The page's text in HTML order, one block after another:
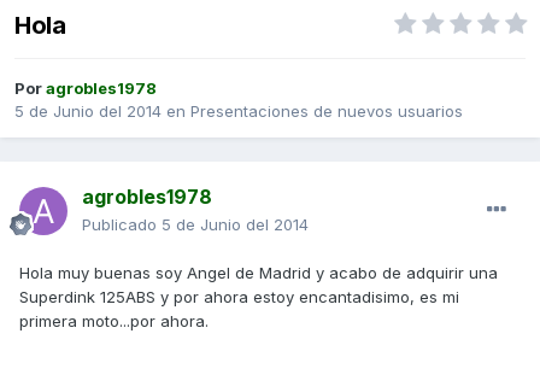
Hola
Poragrobles1978
5 de Junio del 2014 en Presentaciones de nuevos usuarios
agrobles1978
Publicado 5 de Junio del 2014
Hola muy buenas soy Angel de Madrid y acabo de adquirir una
Superdink 125ABS y por ahora estoy encantadisimo, es mi
primera moto...por ahora.